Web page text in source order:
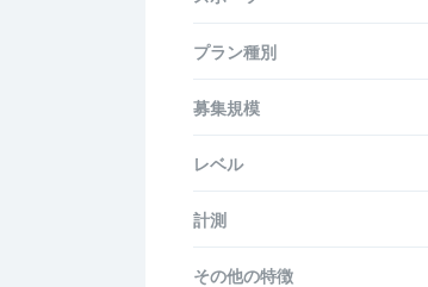
プラン種別
募集規模
レベル
計測
その他の特徴